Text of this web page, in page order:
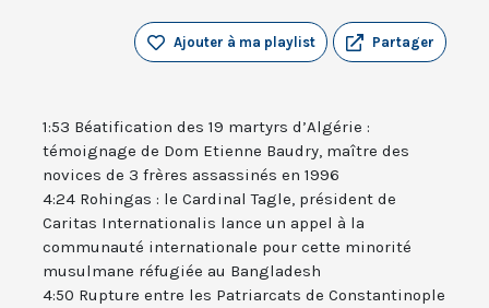
Partager
Ajouter à ma playlist
1:53 Béatification des 19 martyrs d’Algérie :
témoignage de Dom Etienne Baudry, maître des
novices de 3 frères assassinés en 1996
4:24 Rohingas : le Cardinal Tagle, président de
Caritas Internationalis lance un appel à la
communauté internationale pour cette minorité
musulmane réfugiée au Bangladesh
4:50 Rupture entre les Patriarcats de Constantinople